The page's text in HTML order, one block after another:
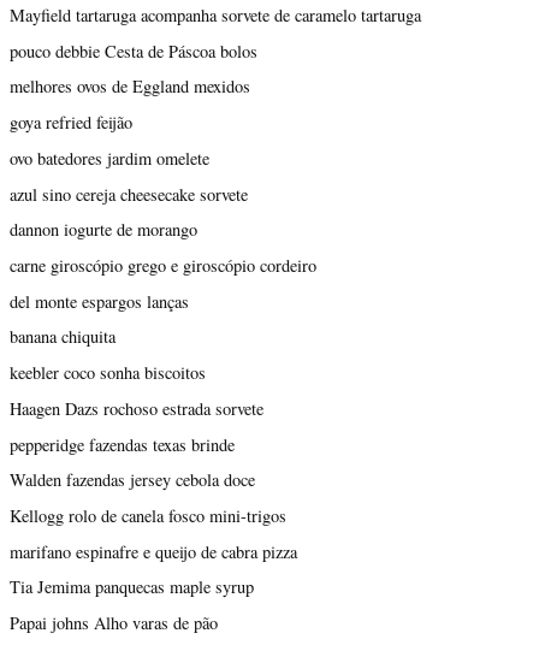
Mayfield tartaruga acompanha sorvete de caramelo tartaruga
pouco debbie Cesta de Páscoa bolos
melhores ovos de Eggland mexidos
goya refried feijão
ovo batedores jardim omelete
azul sino cereja cheesecake sorvete
dannon iogurte de morango
carne giroscópio grego e giroscópio cordeiro
del monte espargos lanças
banana chiquita
keebler coco sonha biscoitos
Haagen Dazs rochoso estrada sorvete
pepperidge fazendas texas brinde
Walden fazendas jersey cebola doce
Kellogg rolo de canela fosco mini-trigos
marifano espinafre e queijo de cabra pizza
Tia Jemima panquecas maple syrup
Papai johns Alho varas de pão